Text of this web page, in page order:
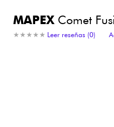
Sintetizadores &
MAPEXComet
★ ★ ★ ★ ★
★ ★ ★ ★ ★ Leer reseñas (0)